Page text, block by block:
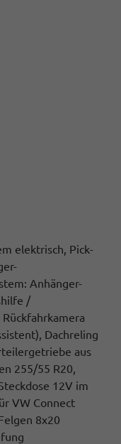
elektrisch, Pick-
Anhänger-
/
Dachreling
aus
255/55 R20,
12V im
VW Connect
8x20